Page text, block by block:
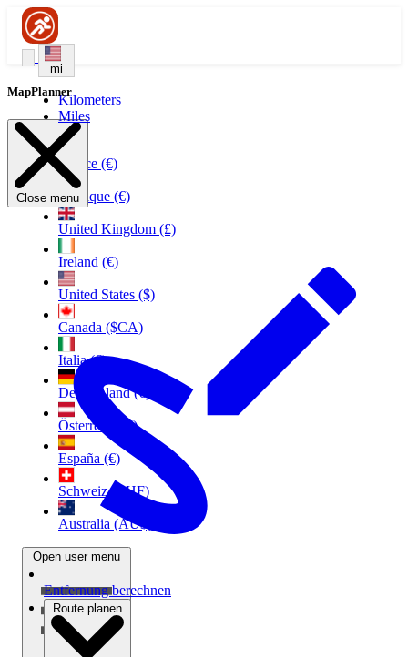
mi
Kilometers
Miles
France (€)
Belgique (€)
United Kingdom (£)
Ireland (€)
United States ($)
Canada ($CA)
Italia (€)
Deutschland (€)
Österreich (€)
España (€)
Schweiz (CHF)
Australia (AU$)
Open user menu
MapPlanner
Close menu
Entfernung berechnen
Route planen